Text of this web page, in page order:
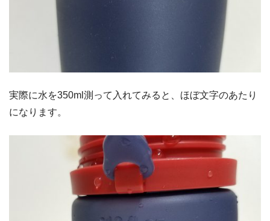
実際に水を350ml測って入れてみると、ほぼ文字のあたり
になります。